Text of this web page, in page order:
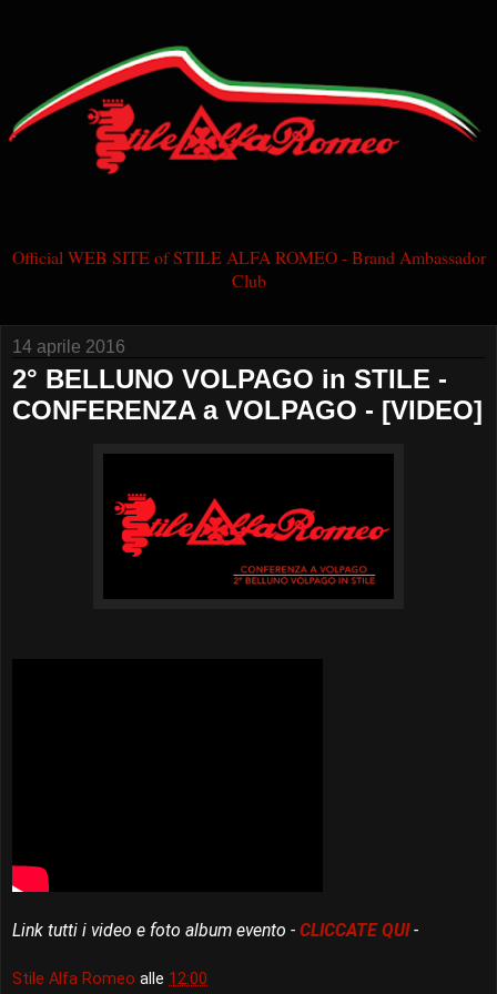
Official WEB SITE of STILE ALFA ROMEO - Brand Ambassador
Club
14 aprile 2016
2° BELLUNO VOLPAGO in STILE -
CONFERENZA a VOLPAGO - [VIDEO]
Link tutti i video e foto album evento - CLICCATE QUI-
Stile Alfa Romeo alle 12:00